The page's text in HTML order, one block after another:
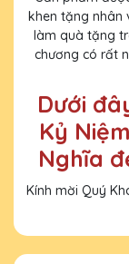
khen tặng nhân
làm quà tặng
chương có rất
Dưới
Kỷ
Nghĩa
Kính mời Quý